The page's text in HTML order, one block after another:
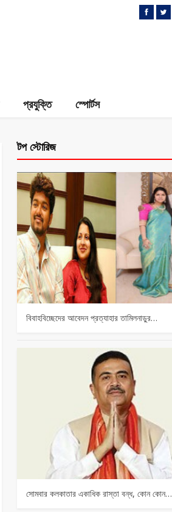
প্রযুক্তি স্পোর্টস
টপ স্টোরিজ
বিবাহবিচ্ছেদের আবেদন প্রত্যাহার তামিলনাড়ুর…
সোমবার কলকাতার একাধিক রাস্তা বন্ধ, কোন কোন…